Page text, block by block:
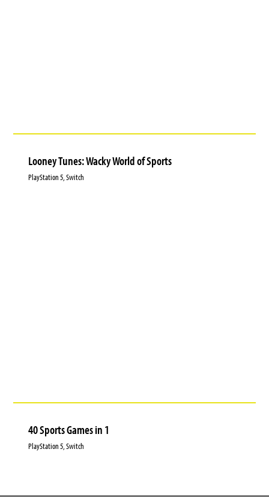
Looney Tunes: Wacky World of Sports
PlayStation 5, Switch
40 Sports Games in 1
PlayStation 5, Switch